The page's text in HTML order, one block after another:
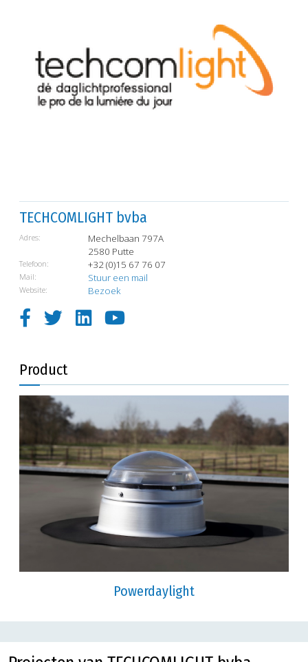
TECHCOMLIGHT bvba
Adres:
Mechelbaan 797A
2580 Putte
Telefoon: +32 (0)15 67 76 07
Mail: Stuur een mail
Website: Bezoek
Product
Powerdaylight